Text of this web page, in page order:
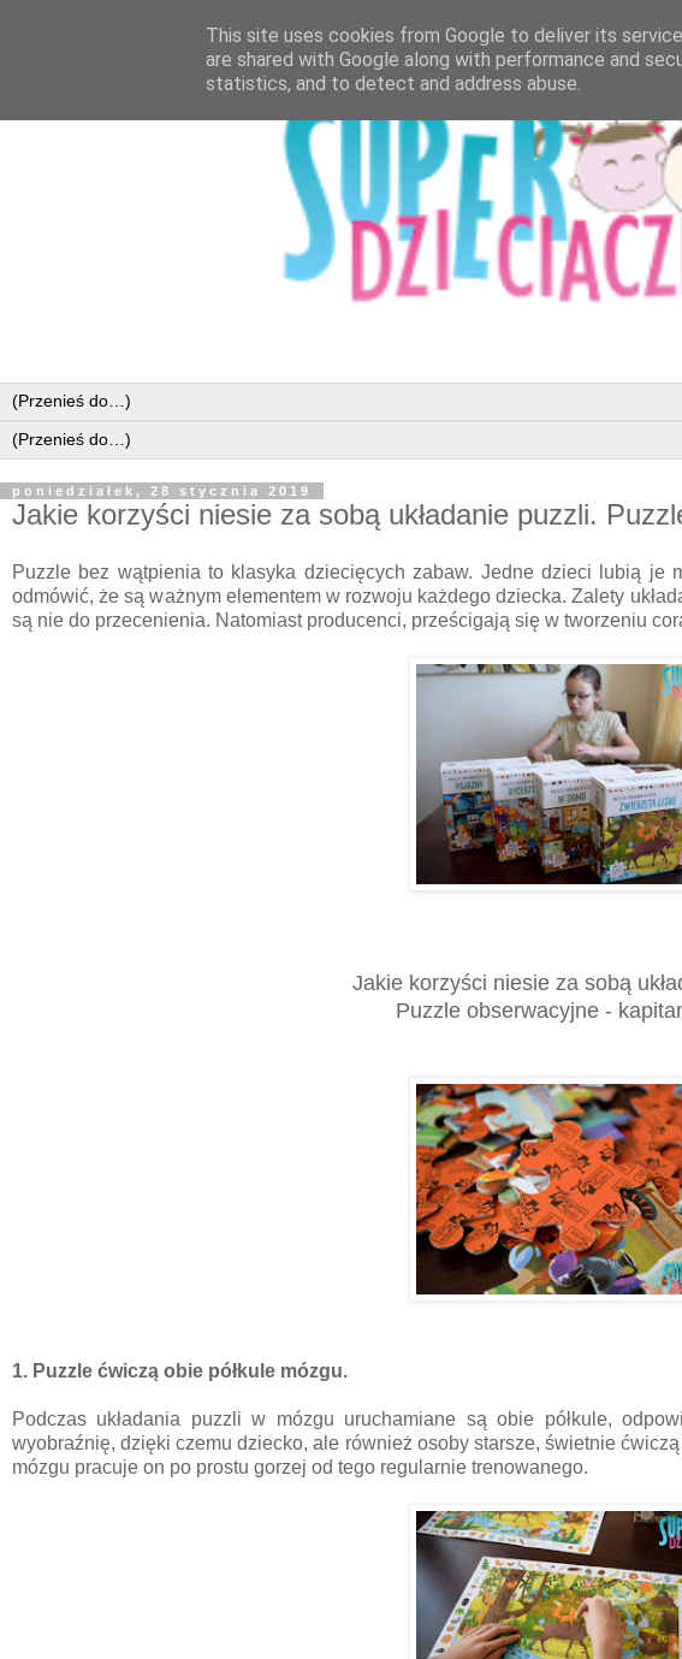
poniedziałek, 28 stycznia 2019
Jakie korzyści niesie za sobą układanie puzzli.
Puzzle bez wątpienia to klasyka dziecięcych zabaw. Jedne dzieci lubią
odmówić, że są ważnym elementem w rozwoju każdego dziecka. Zalety
są nie do przecenienia. Natomiast producenci, prześcigają się w tworzeniu
Jakie korzyści niesie za sobą
Puzzle obserwacyjne -
1. Puzzle ćwiczą obie półkule mózgu.
Podczas układania puzzli w mózgu uruchamiane są obie półkule,
wyobraźnię, dzięki czemu dziecko, ale również osoby starsze, świetnie
mózgu pracuje on po prostu gorzej od tego regularnie trenowanego.
This site uses cookies from Google to deliver its
are shared with Google along with performance and
statistics, and to detect and address abuse.